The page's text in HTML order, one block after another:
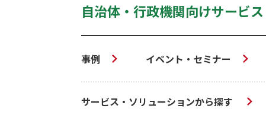
自治体・行政機関向けサービス
事例 イベント・セミナー
サービス・ソリューションから探す